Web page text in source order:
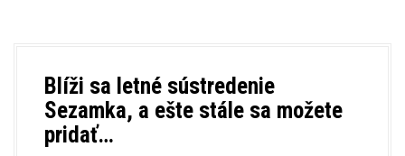
Blíži sa letné sústredenie
Sezamka, a ešte stále sa možete
pridať…